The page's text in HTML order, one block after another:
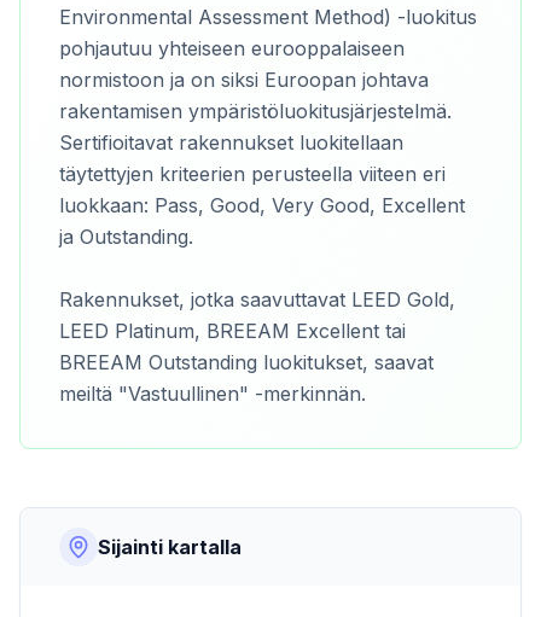
Environmental Assessment Method) -luokitus
pohjautuu yhteiseen eurooppalaiseen
normistoon ja on siksi Euroopan johtava
rakentamisen ympäristöluokitusjärjestelmä.
Sertifioitavat rakennukset luokitellaan
täytettyjen kriteerien perusteella viiteen eri
luokkaan: Pass, Good, Very Good, Excellent
ja Outstanding.
Rakennukset, jotka saavuttavat LEED Gold,
LEED Platinum, BREEAM Excellent tai
BREEAM Outstanding luokitukset, saavat
meiltä "Vastuullinen" -merkinnän.
Sijainti kartalla